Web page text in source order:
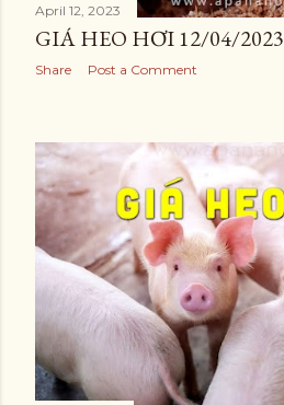
April 12, 2023
GIÁ HEO HƠI 12/04/2023
Share Post a Comment